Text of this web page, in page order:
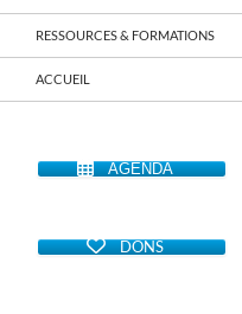
RESSOURCES & FORMATIONS
ACCUEIL
AGENDA
DONS